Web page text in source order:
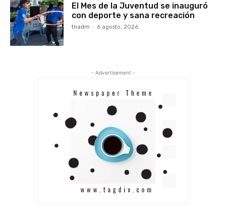
El Mes de la Juventud se inauguró
con deporte y sana recreación
tnadm - 6 agosto, 2026
- Advertisement -